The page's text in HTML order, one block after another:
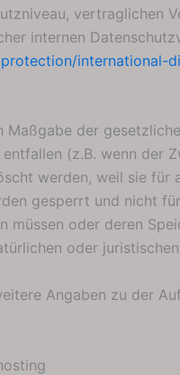
vertraglichen
internen
international-
der
(z.B. wenn
werden, weil sie
gesperrt und nicht
oder deren
oder
Angaben zu der